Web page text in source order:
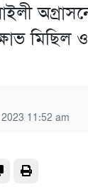
মিছিল
11:52 am